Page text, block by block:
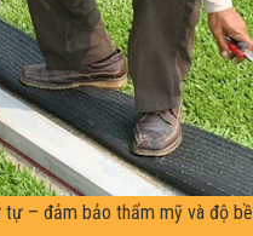
– đảm bảo thẩm mỹ và độ